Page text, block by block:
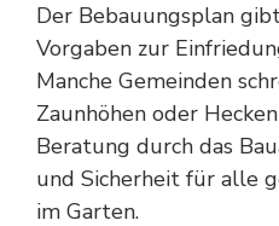
Der Bebauungsplan
Vorgaben zur
Manche Gemeinden
Zaunhöhen oder
Beratung durch das
und Sicherheit für alle
im Garten.